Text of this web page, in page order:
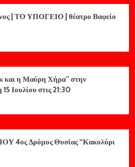
| ΤΟ ΥΠΟΓΕΙΟ | θέατρο Βαφείο
και η Μαύρη Χήρα” στην
Ιουλίου στις 21:30
4ος Δρόμος Θυσίας “Κακολύρι